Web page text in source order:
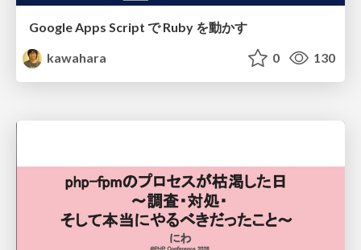
Google Apps Script で Ruby を動かす
kawahara
0 130